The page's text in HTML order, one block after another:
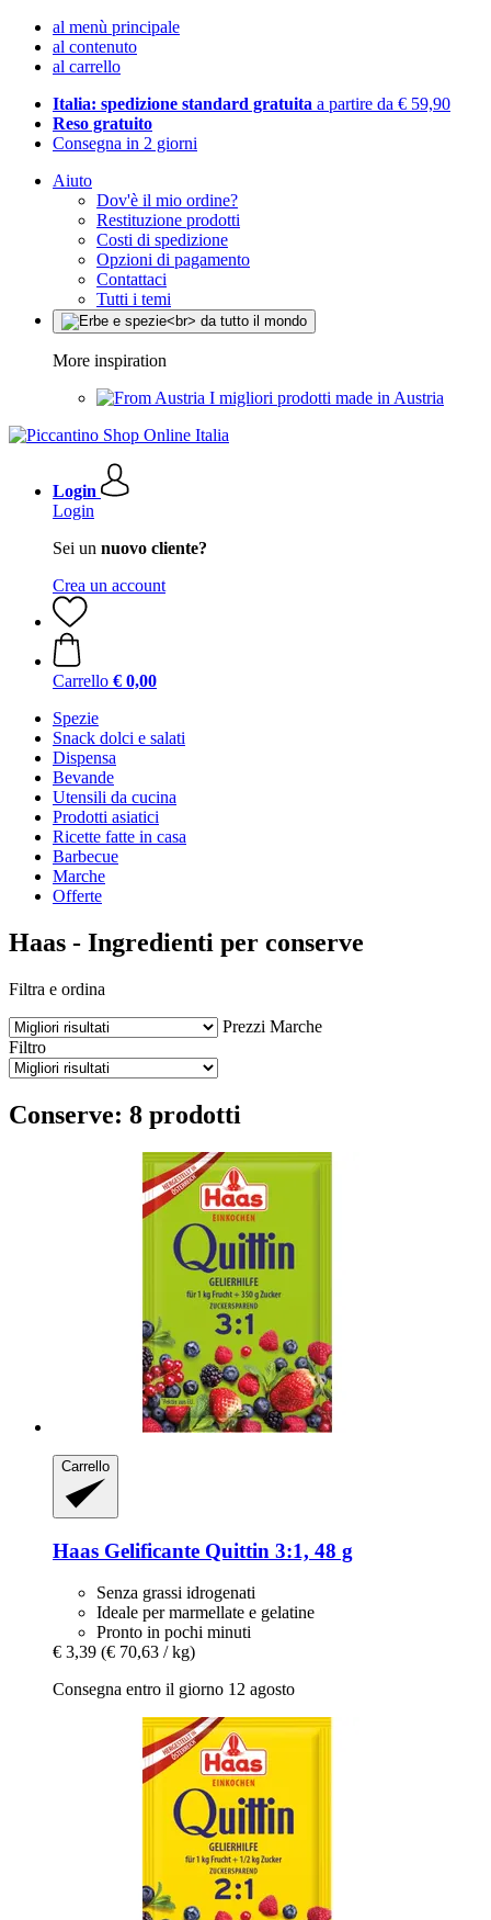
al menù principale
al contenuto
al carrello
Italia: spedizione standard gratuita a partire da € 59,90
Reso gratuito
Consegna in 2 giorni
Aiuto
Dov'è il mio ordine?
Restituzione prodotti
Costi di spedizione
Opzioni di pagamento
Contattaci
Tutti i temi
More inspiration
I migliori prodotti made in Austria
Login
Login
Sei un nuovo cliente?
Crea un account
Carrello € 0,00
Spezie
Snack dolci e salati
Dispensa
Bevande
Utensili da cucina
Prodotti asiatici
Ricette fatte in casa
Barbecue
Marche
Offerte
Haas - Ingredienti per conserve
Filtra e ordina
Prezzi Marche
Filtro
Conserve: 8 prodotti
Carrello
Haas Gelificante Quittin 3:1, 48 g
Senza grassi idrogenati
Ideale per marmellate e gelatine
Pronto in pochi minuti
€ 3,39 (€ 70,63 / kg)
Consegna entro il giorno 12 agosto